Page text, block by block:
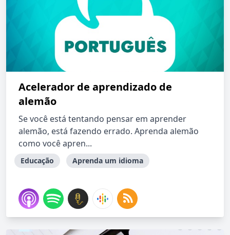
Acelerador de aprendizado de
alemão
Se você está tentando pensar em aprender
alemão, está fazendo errado. Aprenda alemão
como você apren...
Educação Aprenda um idioma